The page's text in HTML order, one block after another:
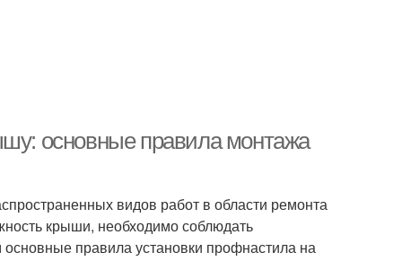
основные правила монтажа
видов работ в области ремонта
крыши, необходимо соблюдать
правила установки профнастила на